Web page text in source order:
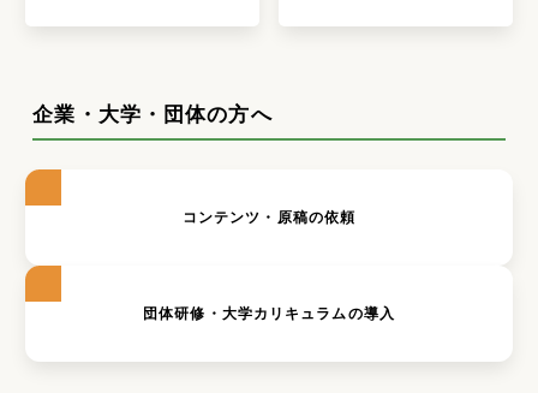
企業・大学・団体の方へ
コンテンツ・原稿の依頼
団体研修・大学カリキュラムの導入